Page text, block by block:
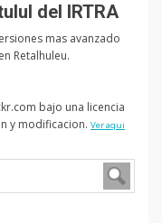
del IRTRA
mas avanzado
Retalhuleu.
bajo una licencia
y modificacion. Ver aqui